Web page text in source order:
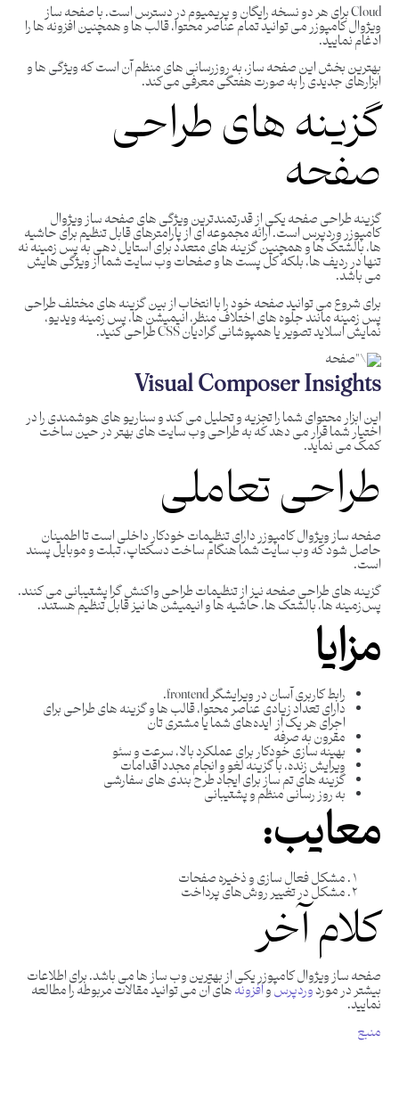
Cloud برای هر دو نسخه رایگان و پریمیوم در دسترس است. با صفحه ساز
ویژوال کامپوزر می توانید تمام عناصر محتوا، قالب ها و همچنین افزونه ها را
ادغام نمایید.
بهترین بخش این صفحه ساز، به ‌روزرسانی‌ های منظم آن است که ویژگی‌ ها و
ابزارهای جدیدی را به صورت هفتگی معرفی می‌کند.
گزینه های طراحی
صفحه
گزینه طراحی صفحه یکی از قدرتمندترین ویژگی های صفحه ساز ویژوال
کامپوزر وردپرس است. ارائه مجموعه‌ ای از پارامترهای قابل تنظیم برای حاشیه‌
ها، بالشتک ‌ها و همچنین گزینه‌ های متعدد برای استایل ‌دهی به پس‌ زمینه نه
تنها در ردیف ‌ها، بلکه کل پست ‌ها و صفحات وب‌ سایت شما از ویژگی هایش
می باشد.
برای شروع می توانید صفحه خود را با انتخاب از بین گزینه‌ های مختلف طراحی
پس‌ زمینه مانند جلوه ‌های اختلاف منظر، انیمیشن ‌ها، پس‌ زمینه ویدیو،
نمایش اسلاید تصویر یا همپوشانی گرادیان CSS طراحی کنید.
Visual Composer Insights
این ابزار محتوای شما را تجزیه و تحلیل می‌ کند و سناریو های هوشمندی را در
اختیار شما قرار می‌ دهد که به طراحی وب‌ سایت‌ های بهتر در حین ساخت
کمک می‌ نماید.
طراحی تعاملی
صفحه ساز ویژوال کامپوزر دارای تنظیمات خودکار داخلی است تا اطمینان
حاصل شود که وب سایت شما هنگام ساخت دسکتاپ، تبلت و موبایل پسند
است.
گزینه های طراحی صفحه نیز از تنظیمات طراحی واکنش گرا پشتیبانی می کنند.
پس‌زمینه‌ ها، بالشتک‌ ها، حاشیه ‌ها و انیمیشن‌ ها نیز قابل تنظیم هستند.
مزایا
رابط کاربری آسان در ویرایشگر frontend.
دارای تعداد زیادی عناصر محتوا، قالب ‌ها و گزینه ‌های طراحی برای
اجرای هر یک از ایده‌های شما یا مشتری‌ تان
مقرون به صرفه
بهینه سازی خودکار برای عملکرد بالا، سرعت و سئو
ویرایش زنده، با گزینه لغو و انجام مجدد اقدامات
گزینه های تم ساز برای ایجاد طرح بندی های سفارشی
به روز رسانی منظم و پشتیبانی
معایب:
مشکل فعال ‌سازی و ذخیره صفحات
مشکل در تغییر روش‌های پرداخت
کلام آخر
صفحه ساز ویژوال کامپوزر یکی از بهترین وب ساز ها می باشد. برای اطلاعات
بیشتر در موردوردپرسوافزونههای آن می توانید مقالات مربوطه را مطالعه
نمایید.
منبع